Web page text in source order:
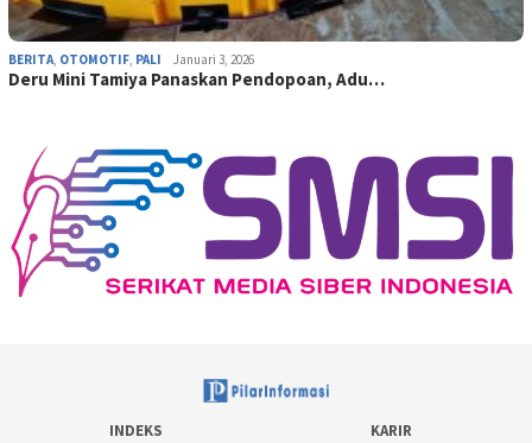
BERITA, OTOMOTIF, PALI Januari 3, 2026
Deru Mini Tamiya Panaskan Pendopoan, Adu…
INDEKS
KARIR